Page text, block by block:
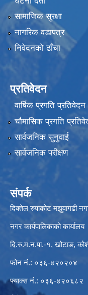
सामाजिक सुरक्षा
नागरिक वडापत्र
निवेदनको ढाँचा
प्रतिवेदन
वार्षिक प्रगति प्रतिवेदन
चौमासिक प्रगति
सार्वजनिक सुनुवाई
सार्वजनिक परीक्षण
संपर्क
दिक्तेल रुपाकोट मझुवागढी
नगर कार्यपालिकाको कार्यालय
दि.रु.म.न.पा.-१, खोटाङ,
फोन नं.: ०३६-४२०२०४
फ्याक्स नं.: ०३६-४२०६८२